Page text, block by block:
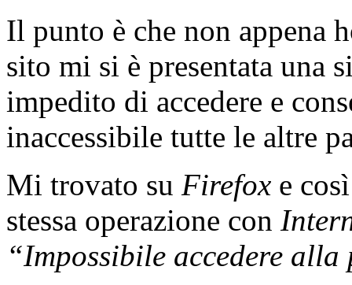
Il punto è che non appena
sito mi si è presentata una
impedito di accedere e
inaccessibile tutte le altre
Mi trovato su Firefox e
stessa operazione con
“Impossibile accedere